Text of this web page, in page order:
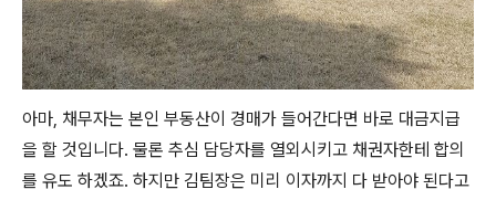
아마, 채무자는 본인 부동산이 경매가 들어간다면 바로 대금지급
을 할 것입니다. 물론 추심 담당자를 열외시키고 채권자한테 합의
를 유도 하겠죠. 하지만 김팀장은 미리 이자까지 다 받아야 된다고